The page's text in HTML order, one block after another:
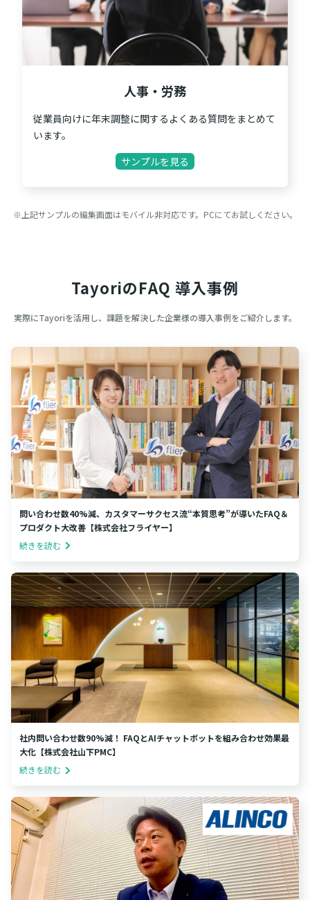
人事・労務
従業員向けに年末調整に関するよくある質問をまとめて
います。
サンプルを見る
※上記サンプルの編集画面はモバイル非対応です。PCにてお試しください。
TayoriのFAQ 導入事例
実際にTayoriを活用し、課題を解決した企業様の導入事例をご紹介します。
問い合わせ数40%減、カスタマーサクセス流“本質思考”が導いたFAQ＆
プロダクト大改善【株式会社フライヤー】
続きを読む
社内問い合わせ数90%減！ FAQとAIチャットボットを組み合わせ効果最
大化【株式会社山下PMC】
続きを読む